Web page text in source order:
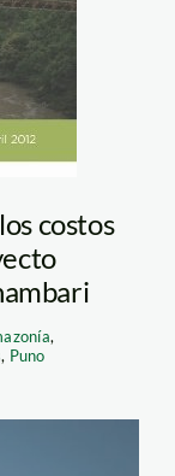
costos
,
, Puno